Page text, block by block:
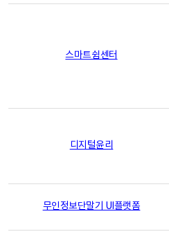
스마트쉼센터
디지털윤리
무인정보단말기 UI플랫폼